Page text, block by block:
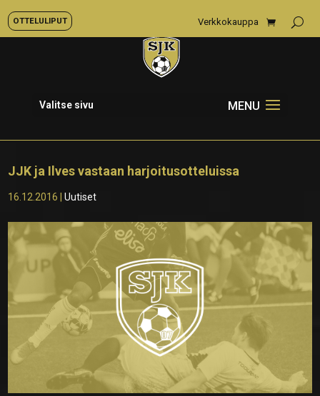
OTTELULIPUT Verkkokauppa
Valitse sivu
JJK ja Ilves vastaan harjoitusotteluissa
16.12.2016 |Uutiset